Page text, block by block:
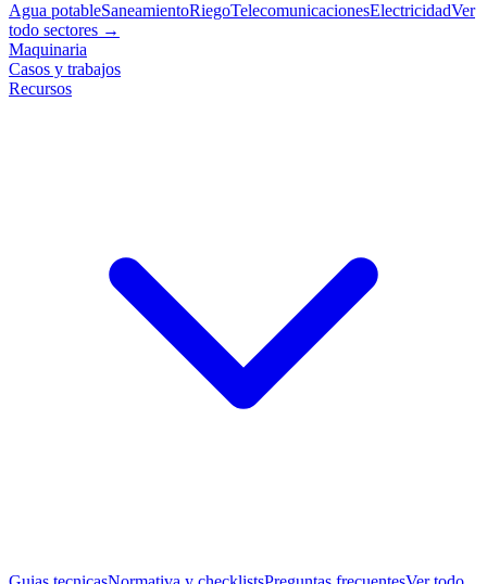
Agua potableSaneamientoRiegoTelecomunicacionesElectricidadVer
todo sectores →
Maquinaria
Casos y trabajos
Recursos